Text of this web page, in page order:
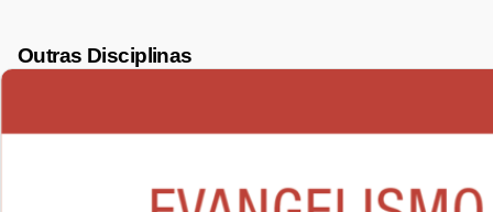
Outras Disciplinas